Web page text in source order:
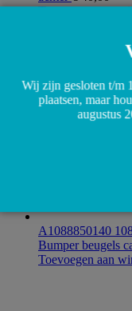
Toevoegen aan
A1088850140
Bumper beugels
Toevoegen aan
Wij zijn gesloten t/m
plaatsen, maar
augustus